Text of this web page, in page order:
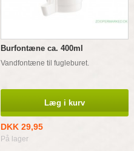
Burfontæne ca. 400ml
Vandfontæne til fugleburet.
Læg i kurv
DKK 29,95
På lager